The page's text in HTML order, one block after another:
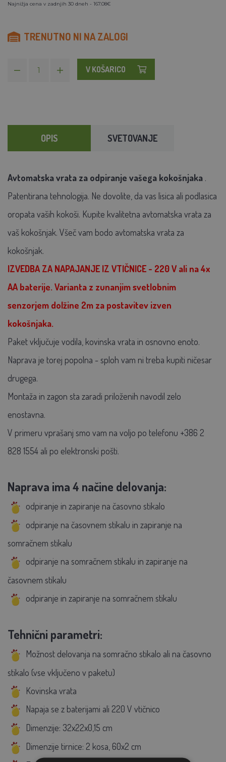
Najnižja cena v zadnjih 30 dneh - 167.08€
TRENUTNO NI NA ZALOGI
V KOŠARICO
OPIS SVETOVANJE
Avtomatska vrata za odpiranje vašega kokošnjaka .
Patentirana tehnologija. Ne dovolite, da vas lisica ali podlasica
oropata vaših kokoši. Kupite kvalitetna avtomatska vrata za
vaš kokošnjak. Všeč vam bodo avtomatska vrata za
kokošnjak.
IZVEDBA ZA NAPAJANJE IZ VTIČNICE - 220 V ali na 4x
AA baterije. Varianta z zunanjimsvetlobnim
senzorjem dolžine 2m za postavitev izven
kokošnjaka.
Paket vključuje vodila, kovinska vrata in osnovno enoto.
Naprava je torej popolna - sploh vam ni treba kupiti ničesar
drugega.
Montaža in zagon sta zaradi priloženih navodil zelo
enostavna.
V primeru vprašanj smo vam na voljo po telefonu +386 2
828 1554 ali po elektronski pošti.
Naprava ima 4 načine delovanja:
odpiranje in zapiranje na časovno stikalo
odpiranje na časovnem stikalu in zapiranje na
somračnem stikalu
odpiranje na somračnem stikalu in zapiranje na
časovnem stikalu
odpiranje in zapiranje na somračnem stikalu
Tehnični parametri:
Možnost delovanja na somračno stikalo ali na časovno
stikalo (vse vključeno v paketu)
Kovinska vrata
Napaja se z baterijami ali 220 V vtičnico
Dimenzije: 32x22x0,15 cm
Dimenzije tirnice: 2 kosa, 60x2 cm